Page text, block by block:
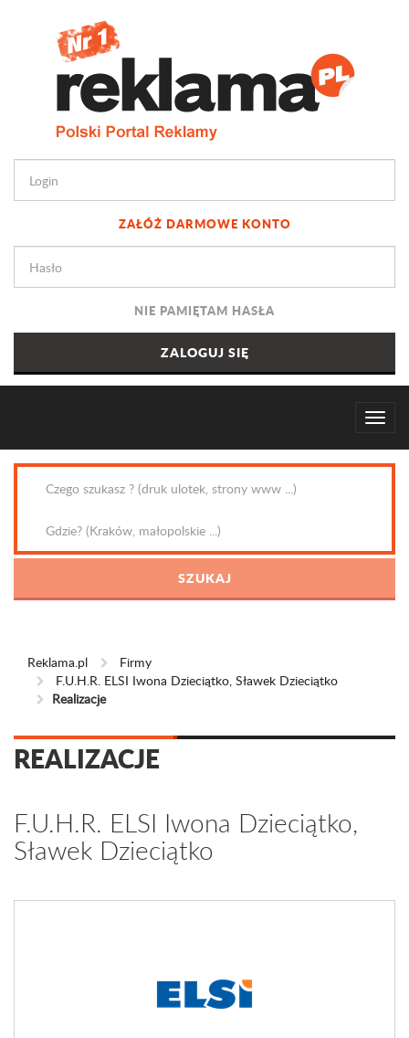
ZAŁÓŻ DARMOWE KONTO
NIE PAMIĘTAM HASŁA
Reklama.pl
Firmy
F.U.H.R. ELSI Iwona Dzieciątko, Sławek Dzieciątko
Realizacje
REALIZACJE
F.U.H.R. ELSI Iwona Dzieciątko,
Sławek Dzieciątko